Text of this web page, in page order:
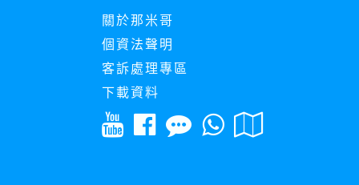
關於那米哥
個資法聲明
客訴處理專區
下載資料